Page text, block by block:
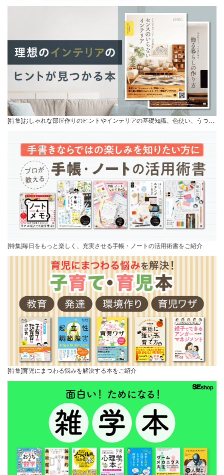
[特集]おしゃれな部屋作りのヒントやインテリアの基礎知識、色使い、うつ…
[特集]毎日をもっと楽しく、充実させる手帳・ノートの活用術書をご紹介
[特集]育児にまつわる悩みを解決する本をご紹介